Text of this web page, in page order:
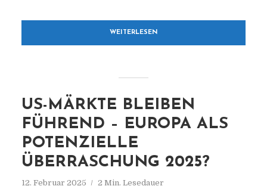
WEITERLESEN
US-MÄRKTE BLEIBEN
FÜHREND – EUROPA ALS
POTENZIELLE
ÜBERRASCHUNG 2025?
12. Februar 2025 2 Min. Lesedauer